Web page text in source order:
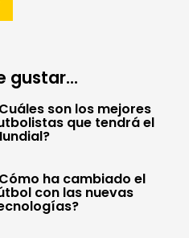
gustar...
son los mejores
que tendrá el
ha cambiado el
con las nuevas